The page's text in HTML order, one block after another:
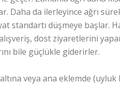
Daha da ilerleyince ağrı
standartı düşmeye başlar.
dost ziyaretlerini
bile güçlükle giderirler.
veya ana eklemde